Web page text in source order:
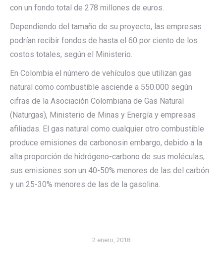
con un fondo total de 278 millones de euros.
Dependiendo del tamaño de su proyecto, las empresas
podrían recibir fondos de hasta el 60 por ciento de los
costos totales, según el Ministerio.
En Colombia el número de vehículos que utilizan gas
natural como combustible asciende a 550.000 según
cifras de la Asociación Colombiana de Gas Natural
(Naturgas), Ministerio de Minas y Energía y empresas
afiliadas. El gas natural como cualquier otro combustible
produce emisiones de carbonosin embargo, debido a la
alta proporción de hidrógeno-carbono de sus moléculas,
sus emisiones son un 40-50% menores de las del carbón
y un 25-30% menores de las de la gasolina.
2 enero, 2018